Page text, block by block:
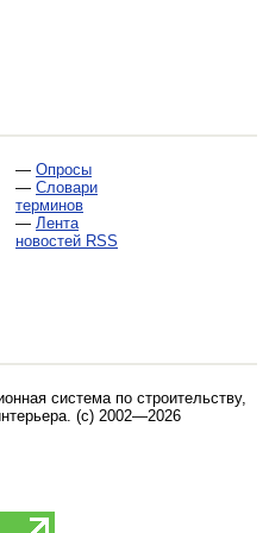
— Опросы
— Словари
терминов
— Лента
новостей RSS
система по строительству,
. (c) 2002—2026